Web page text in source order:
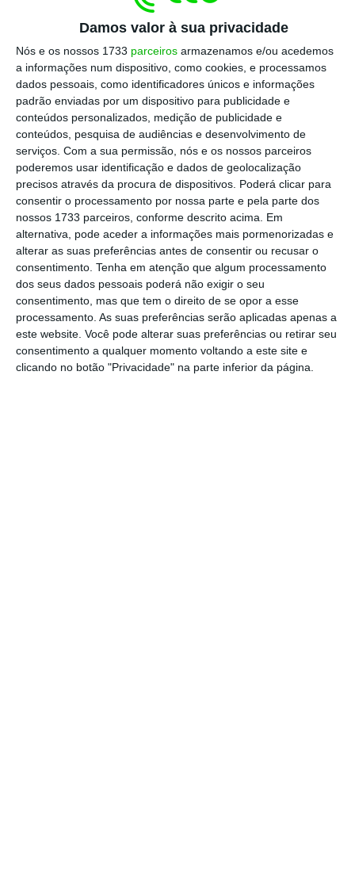
Damos valor à sua privacidade
Nós e os nossos 1733 parceiros armazenamos e/ou acedemos
a informações num dispositivo, como cookies, e processamos
dados pessoais, como identificadores únicos e informações
padrão enviadas por um dispositivo para publicidade e
conteúdos personalizados, medição de publicidade e
conteúdos, pesquisa de audiências e desenvolvimento de
serviços. Com a sua permissão, nós e os nossos parceiros
poderemos usar identificação e dados de geolocalização
precisos através da procura de dispositivos. Poderá clicar para
consentir o processamento por nossa parte e pela parte dos
nossos 1733 parceiros, conforme descrito acima. Em
alternativa, pode aceder a informações mais pormenorizadas e
alterar as suas preferências antes de consentir ou recusar o
consentimento. Tenha em atenção que algum processamento
dos seus dados pessoais poderá não exigir o seu
consentimento, mas que tem o direito de se opor a esse
processamento. As suas preferências serão aplicadas apenas a
este website. Você pode alterar suas preferências ou retirar seu
consentimento a qualquer momento voltando a este site e
clicando no botão "Privacidade" na parte inferior da página.
https://eco.sapo.pt/quote/marcelo-rebelo-de-sousa-para-mim-esta-questao-e-uma-questao-encerrada-e-quando-3/ Copiar
Assine o ECO Premium
No momento em que a informação é
mais importante do que nunca, apoie
o jornalismo independente e rigoroso.
De que forma? Assine o ECO Premium e
tenha acesso a notícias exclusivas, à
opinião que conta, às reportagens e
especiais que mostram o outro lado da